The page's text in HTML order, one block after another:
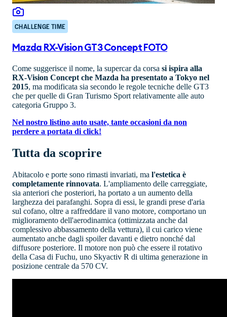
CHALLENGE TIME
Mazda RX-Vision GT3 Concept FOTO
Come suggerisce il nome, la supercar da corsa si ispira alla
RX-Vision Concept che Mazda ha presentato a Tokyo nel
2015, ma modificata sia secondo le regole tecniche delle GT3
che per quelle di Gran Turismo Sport relativamente alle auto
categoria Gruppo 3.
Nel nostro listino auto usate, tante occasioni da non
perdere a portata di click!
Tutta da scoprire
Abitacolo e porte sono rimasti invariati, ma l'estetica è
completamente rinnovata. L'ampliamento delle carreggiate,
sia anteriori che posteriori, ha portato a un aumento della
larghezza dei parafanghi. Sopra di essi, le grandi prese d'aria
sul cofano, oltre a raffreddare il vano motore, comportano un
miglioramento dell'aerodinamica (ottimizzata anche dal
complessivo abbassamento della vettura), il cui carico viene
aumentato anche dagli spoiler davanti e dietro nonché dal
diffusore posteriore. Il motore non può che essere il rotativo
della Casa di Fuchu, uno Skyactiv R di ultima generazione in
posizione centrale da 570 CV.